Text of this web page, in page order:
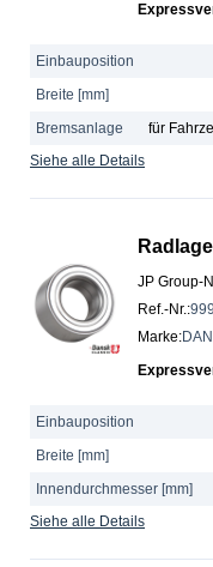
Einbauposition
Breite [mm]
Bremsanlage
für
Siehe alle Details
JP Group-
Ref.-Nr.:
Marke:
Einbauposition
Breite [mm]
Innendurchmesser [mm]
Siehe alle Details